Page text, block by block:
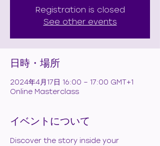
Registration is closed
See other events
日時・場所
2024年4月17日 16:00 – 17:00 GMT+1
Online Masterclass
イベントについて
Discover the story inside your